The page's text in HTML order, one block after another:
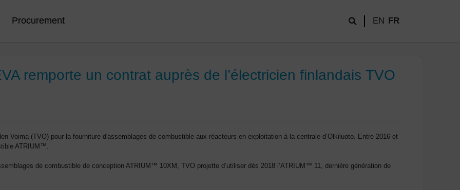
Procurement EN FR
remporte un contrat auprès de l’électricien finlandais TVO
Voima (TVO) pour la fourniture d'assemblages de combustible aux réacteurs en exploitation à la centrale d’Olkiluoto. Entre 2016 et
ATRIUM™.
de combustible de conception ATRIUM™ 10XM, TVO projette d’utiliser dès 2018 l’ATRIUM™ 11, dernière génération de